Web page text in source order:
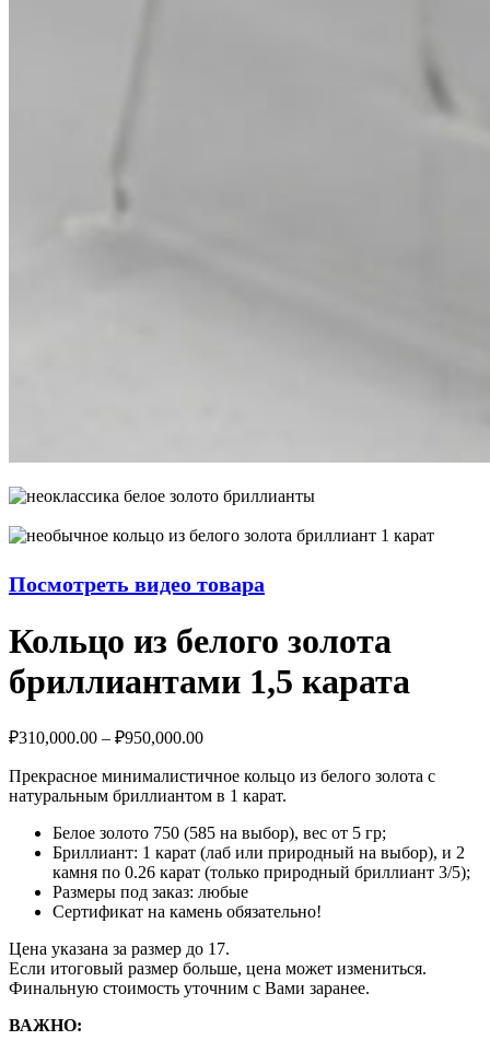
Посмотреть видео товара
Кольцо из белого золота
бриллиантами 1,5 карата
₽310,000.00 – ₽950,000.00
Прекрасное минималистичное кольцо из белого золота с
натуральным бриллиантом в 1 карат.
Белое золото 750 (585 на выбор), вес от 5 гр;
Бриллиант: 1 карат (лаб или природный на выбор), и 2
камня по 0.26 карат (только природный бриллиант 3/5);
Размеры под заказ: любые
Сертификат на камень обязательно!
Цена указана за размер до 17.
Если итоговый размер больше, цена может измениться.
Финальную стоимость уточним с Вами заранее.
ВАЖНО: